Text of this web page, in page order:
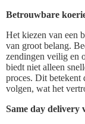
Betrouwbare
Het kiezen van een
van groot belang.
zendingen veilig en
biedt niet alleen
proces. Dit betekent
volgen, wat het
Same day